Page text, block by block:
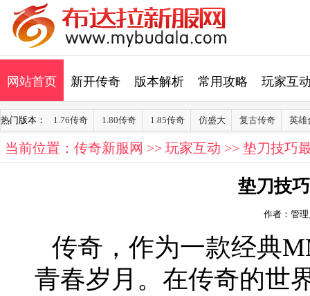
网站首页 新开传奇 版本解析 常用攻略 玩家互
热门版本： 1.76传奇 1.80传奇 1.85传奇 仿盛大 复古传奇 英雄
当前位置： 传奇新服网 >> 玩家互动 >> 垫刀技巧
垫刀技
作者：管
传奇，作为一款经典
青春岁月。在传奇的世